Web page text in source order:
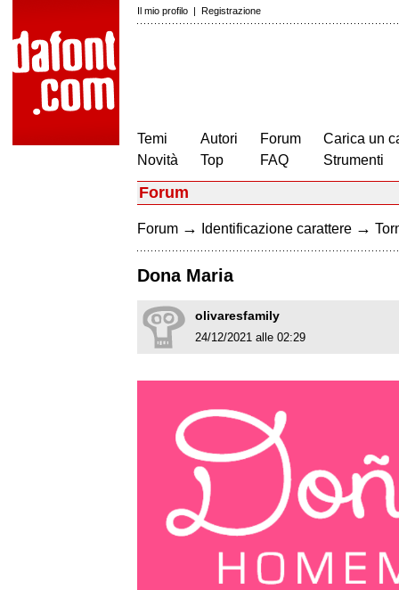
Il mio profilo | Registrazione
Temi
Novità
Autori
Top
Forum
FAQ
Carica un
Strumenti
Forum
Forum → Identificazione carattere →
Dona Maria
olivaresfamily
24/12/2021 alle 02:29